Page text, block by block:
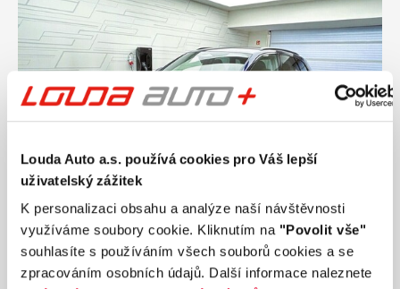
Louda Auto a.s. používá cookies pro Váš lepší
uživatelský zážitek
K personalizaci obsahu a analýze naší návštěvnosti
využíváme soubory cookie. Kliknutím na "Povolit vše"
souhlasíte s používáním všech souborů cookies a se
zpracováním osobních údajů. Další informace naleznete
Ročník 2026
AUDI Q5 S-line 40 TDI quattro STR 150 kW